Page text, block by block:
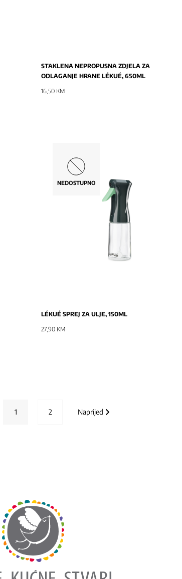
STAKLENA NEPROPUSNA ZDJELA ZA
ODLAGANJE HRANE LÉKUÉ, 650ML
16,50 KM
NOVO
NEDOSTUPNO
LÉKUÉ SPREJ ZA ULJE, 150ML
27,90 KM
1 2 Naprijed